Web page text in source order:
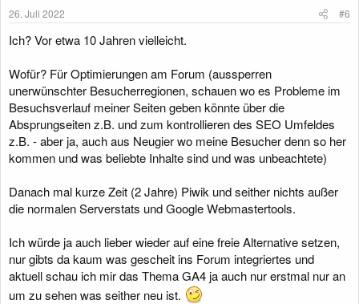
n
26. Juli 2022 #6
Ich? Vor etwa 10 Jahren vielleicht.
Wofür? Für Optimierungen am Forum (aussperren
unerwünschter Besucherregionen, schauen wo es Probleme im
Besuchsverlauf meiner Seiten geben könnte über die
Absprungseiten z.B. und zum kontrollieren des SEO Umfeldes
z.B. - aber ja, auch aus Neugier wo meine Besucher denn so her
kommen und was beliebte Inhalte sind und was unbeachtete)
Danach mal kurze Zeit (2 Jahre) Piwik und seither nichts außer
die normalen Serverstats und Google Webmastertools.
Ich würde ja auch lieber wieder auf eine freie Alternative setzen,
nur gibts da kaum was gescheit ins Forum integriertes und
aktuell schau ich mir das Thema GA4 ja auch nur erstmal nur an
um zu sehen was seither neu ist.